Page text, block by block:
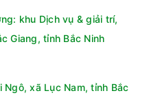
khu Dịch vụ & giải trí,
Giang, tỉnh Bắc Ninh
Ngô, xã Lục Nam, tỉnh Bắc